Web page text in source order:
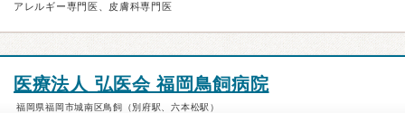
アレルギー専門医、皮膚科専門医
医療法人 弘医会 福岡鳥飼病院
福岡県福岡市城南区鳥飼（別府駅、六本松駅）